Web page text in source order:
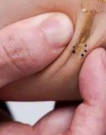
Колесо Обозрения